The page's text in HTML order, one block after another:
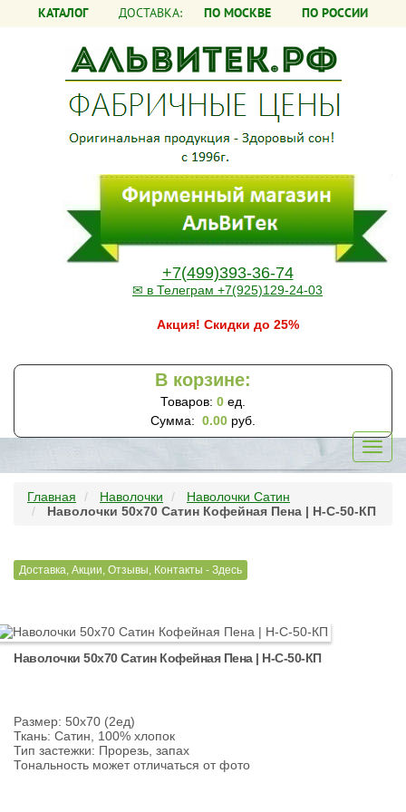
КАТАЛОГ ДОСТАВКА: ПО МОСКВЕ ПО РОССИИ
+7(499)393-36-74
✉ в Телеграм +7(925)129-24-03
Акция! Скидки до 25%
В корзине:
Товаров: 0 ед.
Сумма: 0.00 руб.
Главная Наволочки
Наволочки Сатин
Наволочки 50х70 Сатин Кофейная Пена | Н-С-50-КП
Доставка, Акции, Отзывы, Контакты - Здесь
Наволочки 50х70 Сатин Кофейная Пена | Н-С-50-КП
Размер: 50х70 (2ед)
Ткань: Сатин, 100% хлопок
Тип застежки: Прорезь, запах
Тональность может отличаться от фото